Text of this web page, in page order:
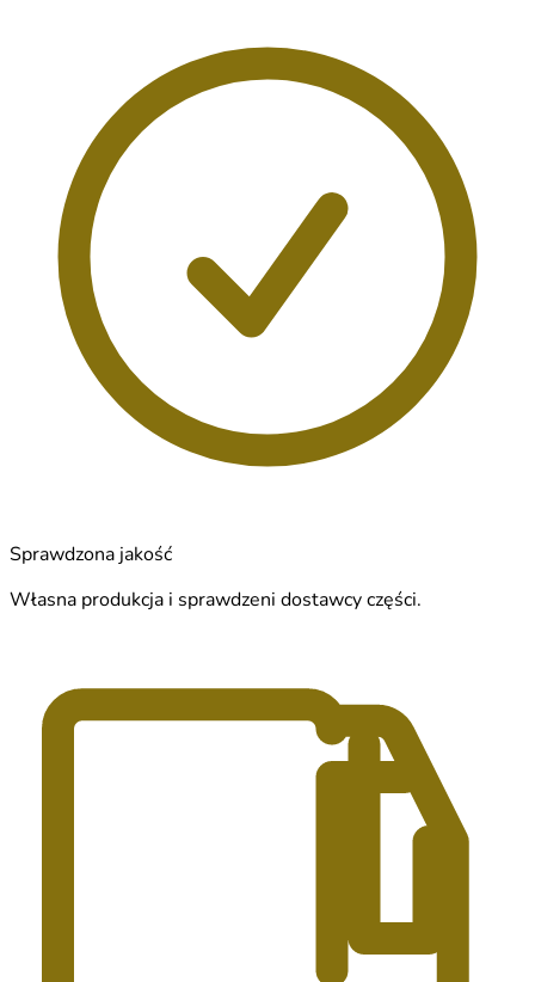
Sprawdzona jakość
Własna produkcja i sprawdzeni dostawcy części.